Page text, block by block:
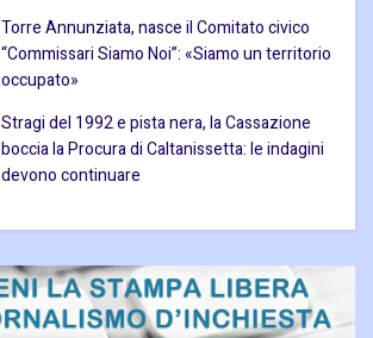
Torre Annunziata, nasce il Comitato civico
“Commissari Siamo Noi”: «Siamo un territorio
occupato»
Stragi del 1992 e pista nera, la Cassazione
boccia la Procura di Caltanissetta: le indagini
devono continuare